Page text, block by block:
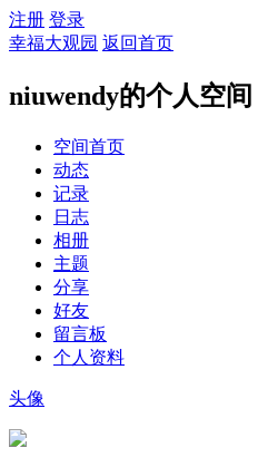
注册 登录
幸福大观园 返回首页
niuwendy的个人空间
空间首页
动态
记录
日志
相册
主题
分享
好友
留言板
个人资料
头像